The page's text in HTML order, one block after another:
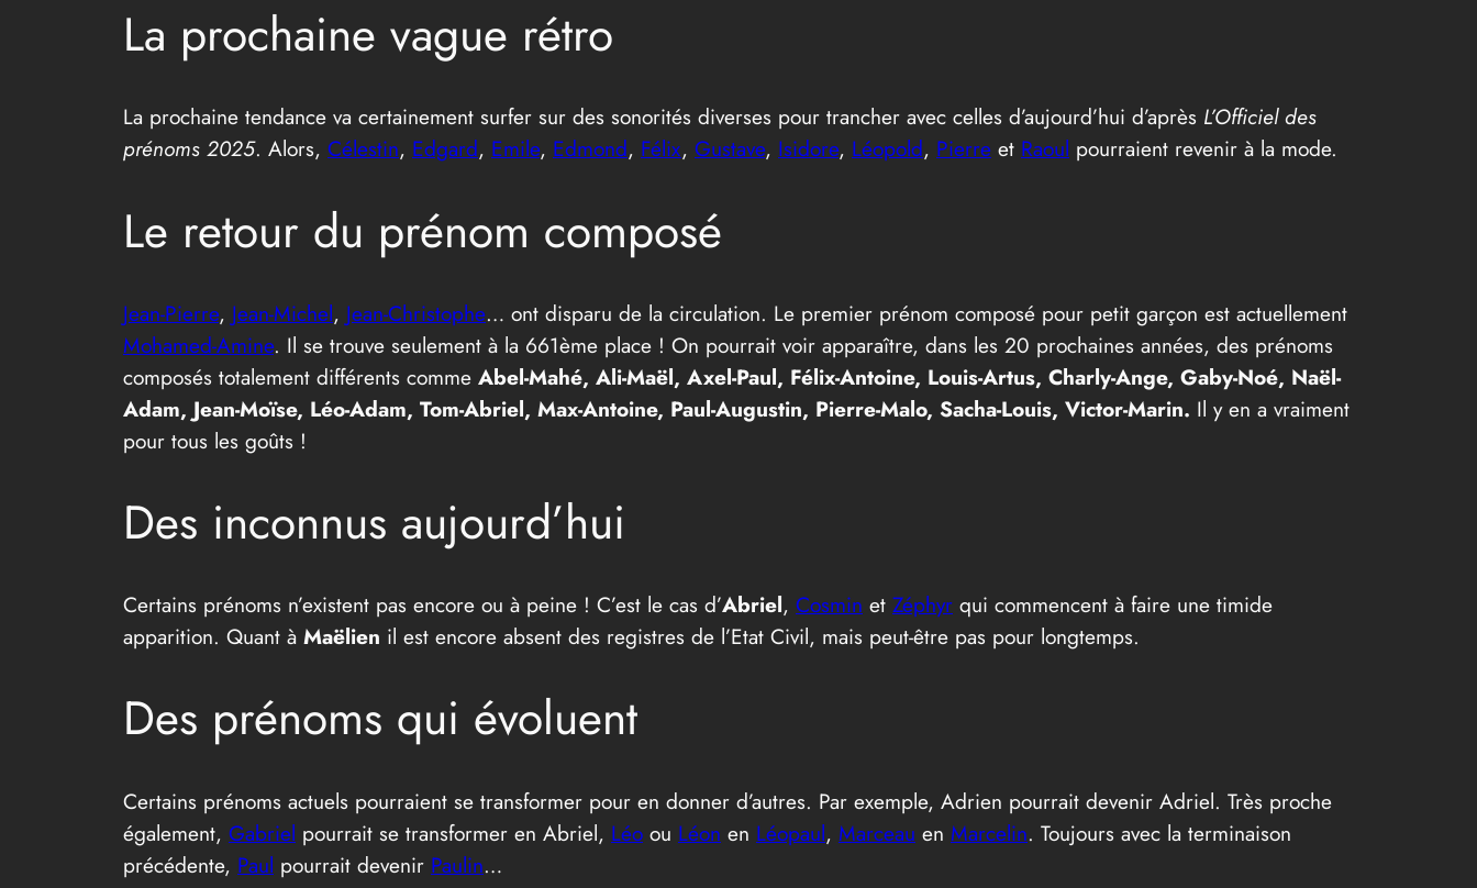
La prochaine vague rétro
La prochaine tendance va certainement surfer sur des sonorités diverses pour trancher avec celles d’aujourd’hui d’après L’Officiel des
prénoms 2025. Alors, Célestin, Edgard, Emile, Edmond, Félix, Gustave, Isidore, Léopold, Pierre et Raoul pourraient revenir à la mode.
Le retour du prénom composé
Jean-Pierre, Jean-Michel, Jean-Christophe… ont disparu de la circulation. Le premier prénom composé pour petit garçon est actuellement
Mohamed-Amine. Il se trouve seulement à la 661ème place ! On pourrait voir apparaître, dans les 20 prochaines années, des prénoms
composés totalement différents comme Abel-Mahé, Ali-Maël, Axel-Paul, Félix-Antoine, Louis-Artus, Charly-Ange, Gaby-Noé, Naël-
Adam, Jean-Moïse, Léo-Adam, Tom-Abriel, Max-Antoine, Paul-Augustin, Pierre-Malo, Sacha-Louis, Victor-Marin. Il y en a vraiment
pour tous les goûts !
Des inconnus aujourd’hui
Certains prénoms n’existent pas encore ou à peine ! C’est le cas d’Abriel, Cosmin et Zéphyr qui commencent à faire une timide
apparition. Quant à Maëlien il est encore absent des registres de l’Etat Civil, mais peut-être pas pour longtemps.
Des prénoms qui évoluent
Certains prénoms actuels pourraient se transformer pour en donner d’autres. Par exemple, Adrien pourrait devenir Adriel. Très proche
également, Gabriel pourrait se transformer en Abriel, Léo ou Léon en Léopaul, Marceau en Marcelin. Toujours avec la terminaison
précédente, Paul pourrait devenir Paulin…